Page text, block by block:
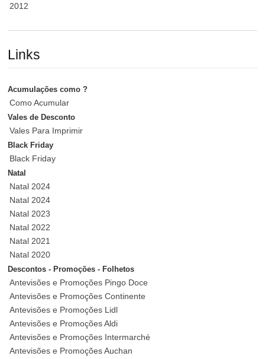
2012
Links
Acumulações como ?
Como Acumular
Vales de Desconto
Vales Para Imprimir
Black Friday
Black Friday
Natal
Natal 2024
Natal 2024
Natal 2023
Natal 2022
Natal 2021
Natal 2020
Descontos - Promoções - Folhetos
Antevisões e Promoções Pingo Doce
Antevisões e Promoções Continente
Antevisões e Promoções Lidl
Antevisões e Promoções Aldi
Antevisões e Promoções Intermarché
Antevisões e Promoções Auchan